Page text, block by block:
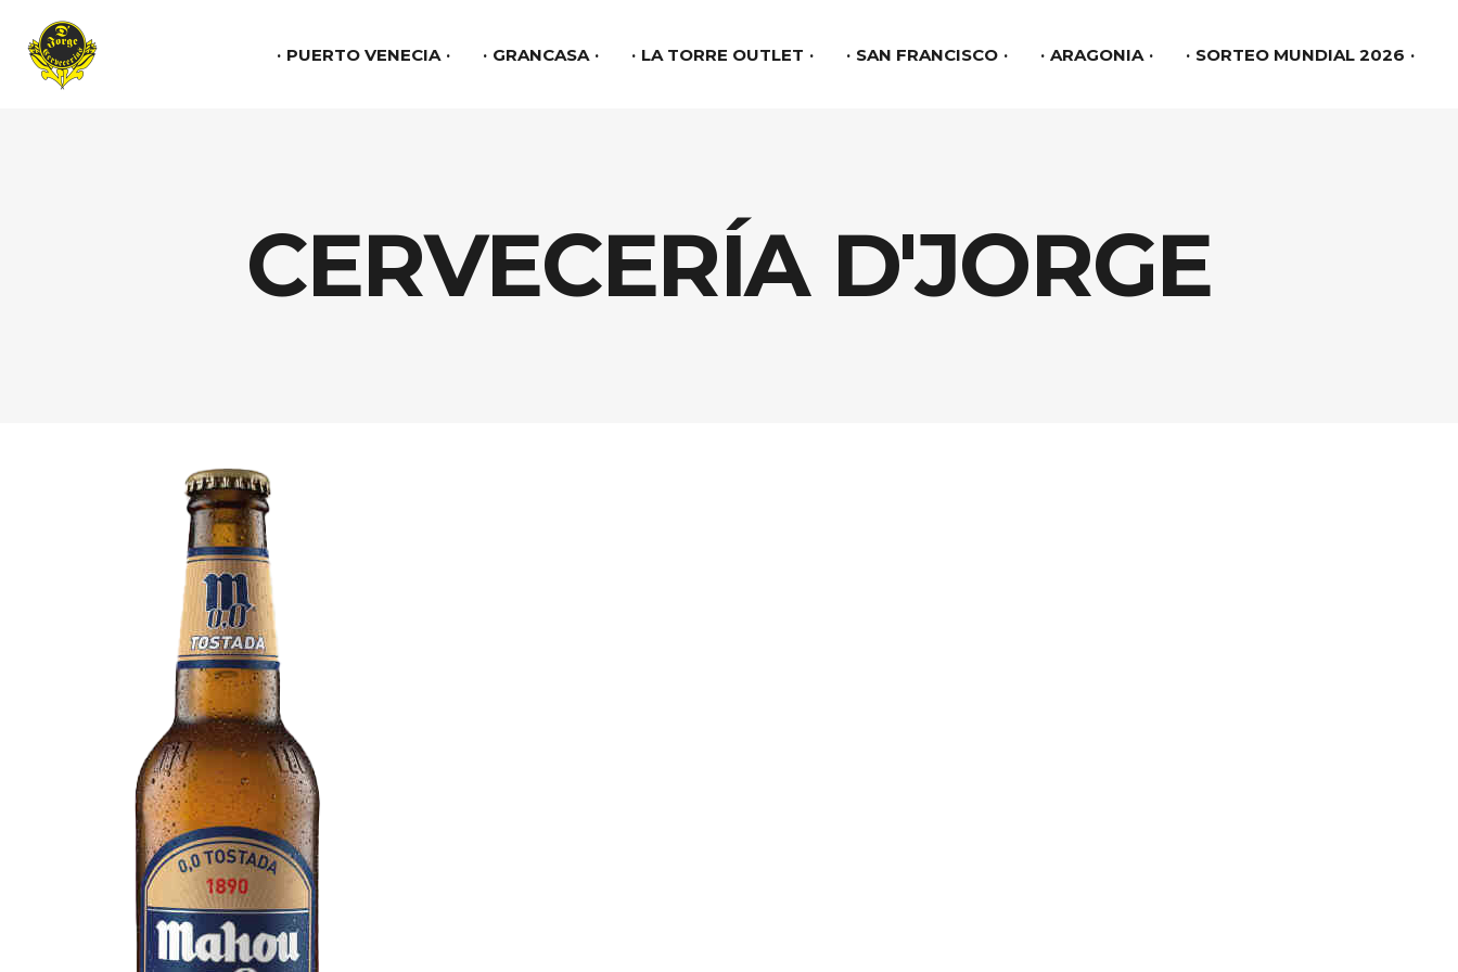
PUERTO VENECIA GRANCASA LA TORRE OUTLET SAN FRANCISCO ARAGONIA SORTEO MUNDIAL 2026
CERVECERÍA D'JORGE